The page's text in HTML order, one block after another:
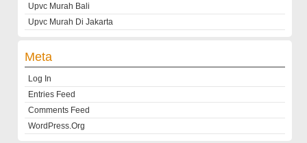
Upvc Murah Bali
Upvc Murah Di Jakarta
Meta
Log In
Entries Feed
Comments Feed
WordPress.org